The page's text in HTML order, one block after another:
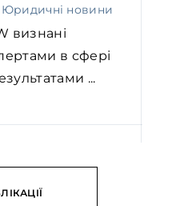
Юридичні новини
визнані
в сфері
...